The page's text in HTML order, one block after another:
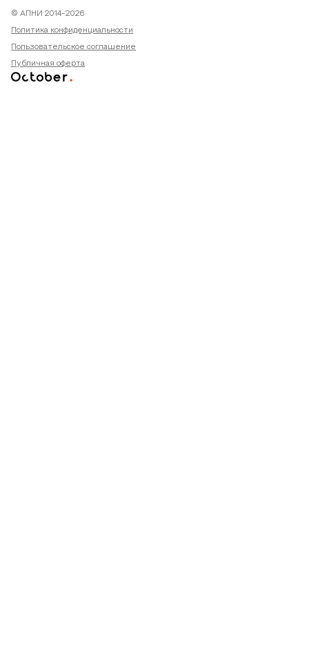
© АПНИ 2014-2026
Политика конфиденциальности
Пользовательское соглашение
Публичная оферта